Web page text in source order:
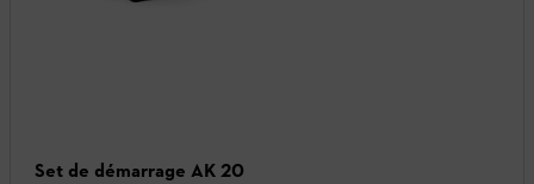
Set de démarrage AK 20